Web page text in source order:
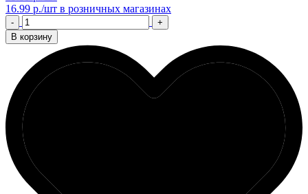
16.99 р./шт в розничных магазинах
-
+
В корзину